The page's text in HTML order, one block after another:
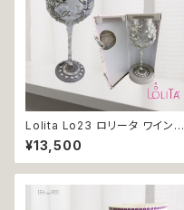
Lolita Lo23 ロリータ ワイング
ラス グラス Wedding Bells 贈
り物 プレゼント ギフト 誕生日
記念日 ご褒美
¥13,500